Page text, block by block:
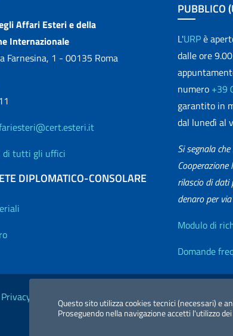
Questo sito utilizza cookies tecnici (necessari) e
Proseguendo nella navigazione accetti l'utilizzo
Affari Esteri e della
Internazionale
Farnesina, 1 - 00135 Roma
di tutti gli uffici
DIPLOMATICO-CONSOLARE
e Rete diplomatica
PUBBLICO
L'URPè
dalle ore
numero +39
garantito in
dal lunedì al
Si segnala
rilascio di dati
denaro per
Info
Modulo di
Domande
Privacy e cookie policy Dichiarazione Accessibilità